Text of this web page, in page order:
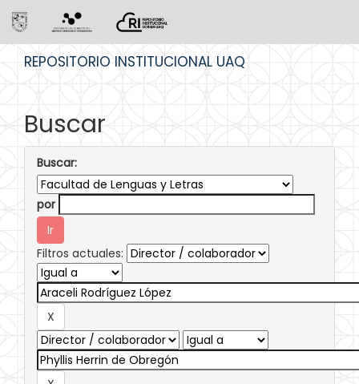
REPOSITORIO INSTITUCIONAL UAQ
Buscar
Buscar:
por
Filtros actuales: